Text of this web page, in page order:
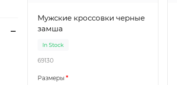
Мужские кроссовки черные
замша
In Stock
69130
Размеры